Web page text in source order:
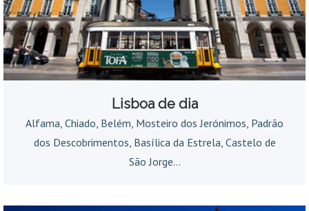
Lisboa de dia
Alfama, Chiado, Belém, Mosteiro dos Jerónimos, Padrão
dos Descobrimentos, Basílica da Estrela, Castelo de
São Jorge...